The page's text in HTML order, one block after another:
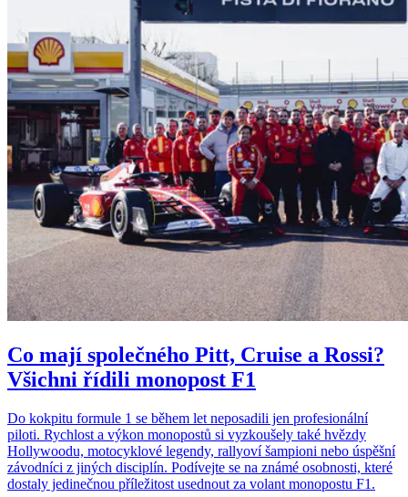
Co mají společného Pitt, Cruise a Rossi?
Všichni řídili monopost F1
Do kokpitu formule 1 se během let neposadili jen profesionální
piloti. Rychlost a výkon monopostů si vyzkoušely také hvězdy
Hollywoodu, motocyklové legendy, rallyoví šampioni nebo úspěšní
závodníci z jiných disciplín. Podívejte se na známé osobnosti, které
dostaly jedinečnou příležitost usednout za volant monopostu F1.